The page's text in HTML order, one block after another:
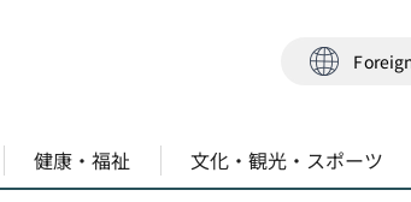
健康・福祉 文化・観光・スポーツ